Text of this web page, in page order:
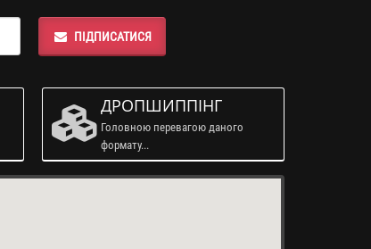
ПІДПИСАТИСЯ
ДРОПШИППІНГ
Головною перевагою даного
формату...